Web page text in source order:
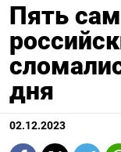
Пять
дня
02.12.2023